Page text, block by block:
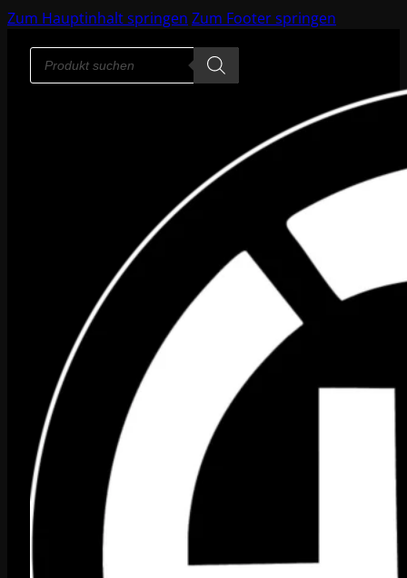
Zum Hauptinhalt springen Zum Footer springen
Products
search